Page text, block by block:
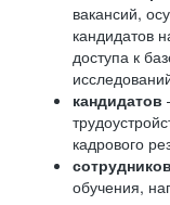
вакансий,
кандидатов
доступа к
кандидатов
кадрового
сотрудников
обучения,